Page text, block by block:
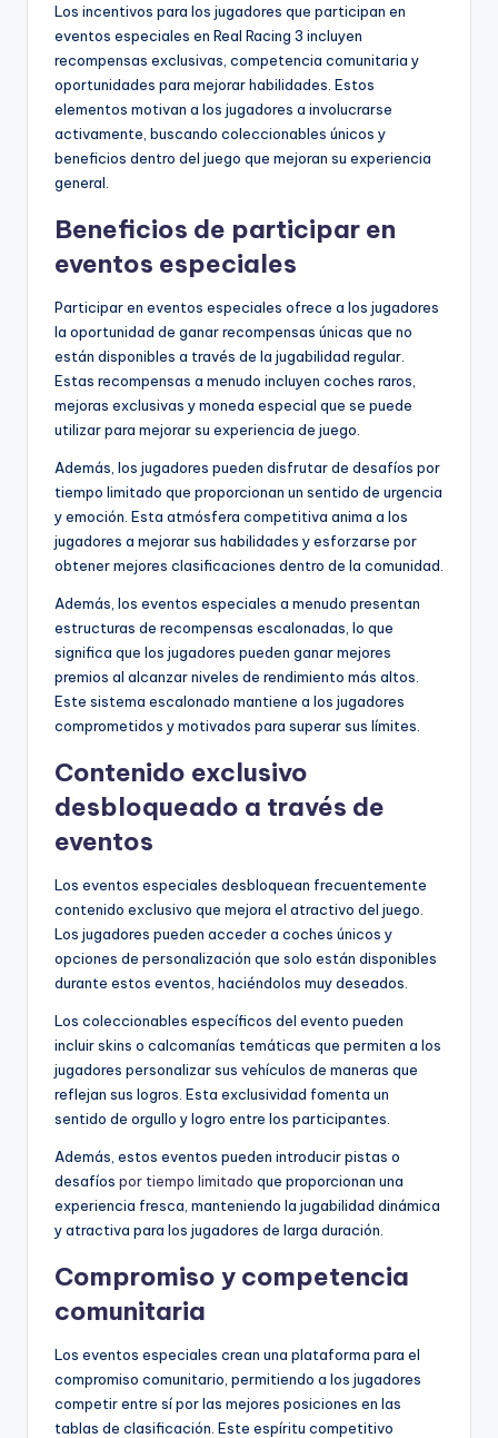
Los incentivos para los jugadores que participan en
eventos especiales en Real Racing 3 incluyen
recompensas exclusivas, competencia comunitaria y
oportunidades para mejorar habilidades. Estos
elementos motivan a los jugadores a involucrarse
activamente, buscando coleccionables únicos y
beneficios dentro del juego que mejoran su experiencia
general.
Beneficios de participar en
eventos especiales
Participar en eventos especiales ofrece a los jugadores
la oportunidad de ganar recompensas únicas que no
están disponibles a través de la jugabilidad regular.
Estas recompensas a menudo incluyen coches raros,
mejoras exclusivas y moneda especial que se puede
utilizar para mejorar su experiencia de juego.
Además, los jugadores pueden disfrutar de desafíos por
tiempo limitado que proporcionan un sentido de urgencia
y emoción. Esta atmósfera competitiva anima a los
jugadores a mejorar sus habilidades y esforzarse por
obtener mejores clasificaciones dentro de la comunidad.
Además, los eventos especiales a menudo presentan
estructuras de recompensas escalonadas, lo que
significa que los jugadores pueden ganar mejores
premios al alcanzar niveles de rendimiento más altos.
Este sistema escalonado mantiene a los jugadores
comprometidos y motivados para superar sus límites.
Contenido exclusivo
desbloqueado a través de
eventos
Los eventos especiales desbloquean frecuentemente
contenido exclusivo que mejora el atractivo del juego.
Los jugadores pueden acceder a coches únicos y
opciones de personalización que solo están disponibles
durante estos eventos, haciéndolos muy deseados.
Los coleccionables específicos del evento pueden
incluir skins o calcomanías temáticas que permiten a los
jugadores personalizar sus vehículos de maneras que
reflejan sus logros. Esta exclusividad fomenta un
sentido de orgullo y logro entre los participantes.
Además, estos eventos pueden introducir pistas o
desafíos por tiempo limitado que proporcionan una
experiencia fresca, manteniendo la jugabilidad dinámica
y atractiva para los jugadores de larga duración.
Compromiso y competencia
comunitaria
Los eventos especiales crean una plataforma para el
compromiso comunitario, permitiendo a los jugadores
competir entre sí por las mejores posiciones en las
tablas de clasificación. Este espíritu competitivo